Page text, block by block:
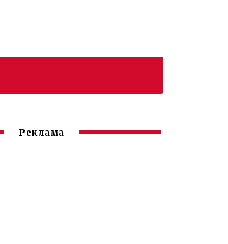
Реклама